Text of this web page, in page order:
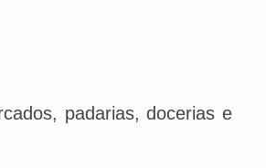
padarias, docerias e